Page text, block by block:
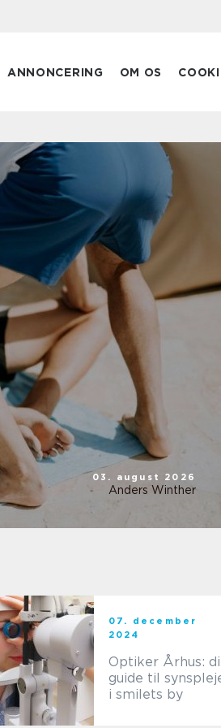
ANNONCERING OM OS
03. august 2026
Anders Winther
07. december
2024
Optiker Århus:
guide til
i smilets by